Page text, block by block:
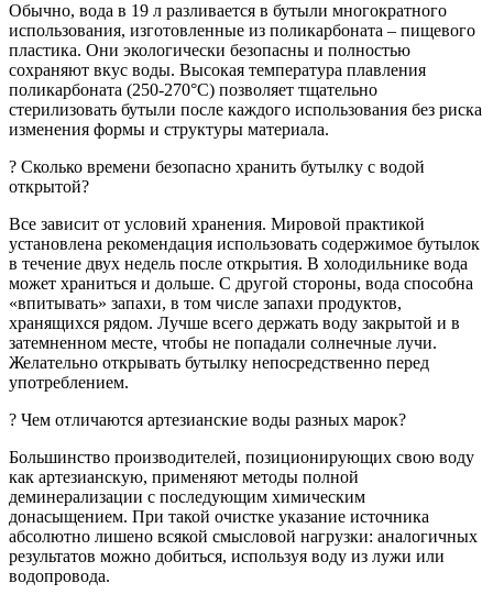
Обычно, вода в 19 л разливается в бутыли многократного
использования, изготовленные из поликарбоната – пищевого
пластика. Они экологически безопасны и полностью
сохраняют вкус воды. Высокая температура плавления
поликарбоната (250-270°C) позволяет тщательно
стерилизовать бутыли после каждого использования без риска
изменения формы и структуры материала.
? Сколько времени безопасно хранить бутылку c водой
открытой?
Все зависит от условий хранения. Мировой практикой
установлена рекомендация использовать содержимое бутылок
в течение двух недель после открытия. В холодильнике вода
может храниться и дольше. С другой стороны, вода способна
«впитывать» запахи, в том числе запахи продуктов,
хранящихся рядом. Лучше всего держать воду закрытой и в
затемненном месте, чтобы не попадали солнечные лучи.
Желательно открывать бутылку непосредственно перед
употреблением.
? Чем отличаются артезианские воды разных марок?
Большинство производителей, позиционирующих свою воду
как артезианскую, применяют методы полной
деминерализации с последующим химическим
донасыщением. При такой очистке указание источника
абсолютно лишено всякой смысловой нагрузки: аналогичных
результатов можно добиться, используя воду из лужи или
водопровода.